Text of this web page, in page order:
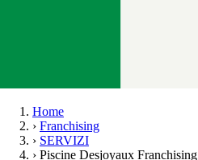
Home
› Franchising
› SERVIZI
› Piscine Desjoyaux Franchising